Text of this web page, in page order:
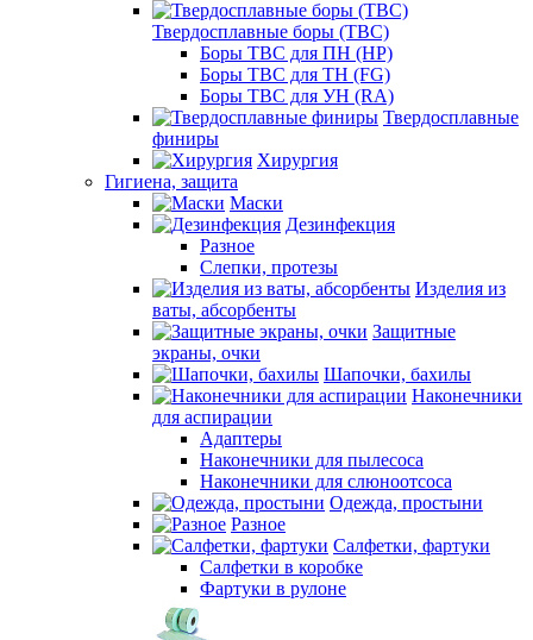
Твердосплавные боры (ТВС)
Боры ТВС для ПН (HP)
Боры ТВС для ТН (FG)
Боры ТВС для УН (RA)
Твердосплавные
финиры
Хирургия
Гигиена, защита
Маски
Дезинфекция
Разное
Слепки, протезы
Изделия из
ваты, абсорбенты
Защитные
экраны, очки
Шапочки, бахилы
Наконечники
для аспирации
Адаптеры
Наконечники для пылесоса
Наконечники для слюноотсоса
Одежда, простыни
Разное
Салфетки, фартуки
Салфетки в коробке
Фартуки в рулоне